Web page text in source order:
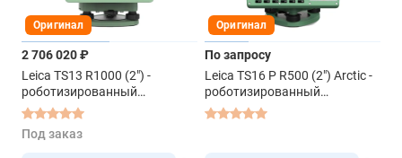
Оригинал
2 706 020 ₽
Leica TS13 R1000 (2") -
роботизированный
тахеометр
Под заказ
Оригинал
По запросу
Leica TS16 P R500 (2") Arctic -
роботизированный
тахеометр